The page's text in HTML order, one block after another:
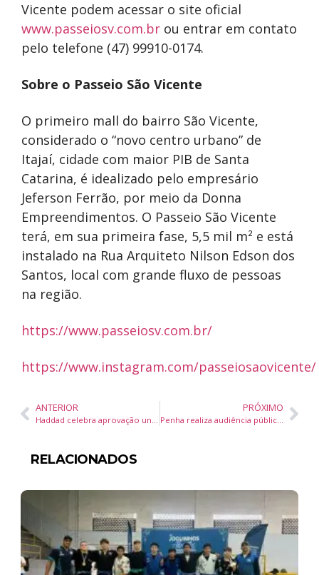
Vicente podem acessar o site oficial
www.passeiosv.com.br ou entrar em contato
pelo telefone (47) 99910-0174.
Sobre o Passeio São Vicente
O primeiro mall do bairro São Vicente,
considerado o “novo centro urbano” de
Itajaí, cidade com maior PIB de Santa
Catarina, é idealizado pelo empresário
Jeferson Ferrão, por meio da Donna
Empreendimentos. O Passeio São Vicente
terá, em sua primeira fase, 5,5 mil m² e está
instalado na Rua Arquiteto Nilson Edson dos
Santos, local com grande fluxo de pessoas
na região.
https://www.passeiosv.com.br/
https://www.instagram.com/passeiosaovicente/
ANTERIOR
Haddad celebra aprovação unânime do IR para quem ganha até R$ 5 mil e prevê votação no Senado ainda em outubro
PRÓXIMO
Penha realiza audiência pública sobre Regularização Fundiária Urbana
RELACIONADOS